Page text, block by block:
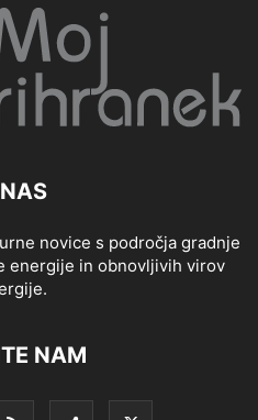
novice s področja gradnje
energije in obnovljivih virov
NAM